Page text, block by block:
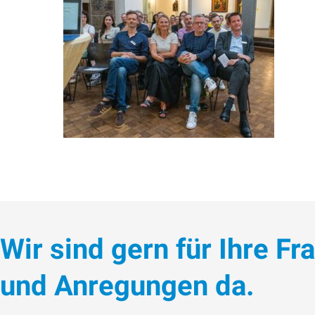
Wir sind gern für Ihre
und Anregungen da.